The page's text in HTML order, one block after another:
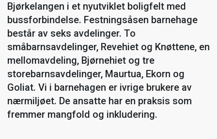
Bjørkelangen i et nyutviklet boligfelt med
bussforbindelse. Festningsåsen barnehage
består av seks avdelinger. To
småbarnsavdelinger, Revehiet og Knøttene, en
mellomavdeling, Bjørnehiet og tre
storebarnsavdelinger, Maurtua, Ekorn og
Goliat. Vi i barnehagen er ivrige brukere av
nærmiljøet. De ansatte har en praksis som
fremmer mangfold og inkludering.